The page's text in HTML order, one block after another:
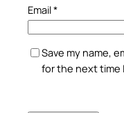
Email*
Save my name,
for the next time